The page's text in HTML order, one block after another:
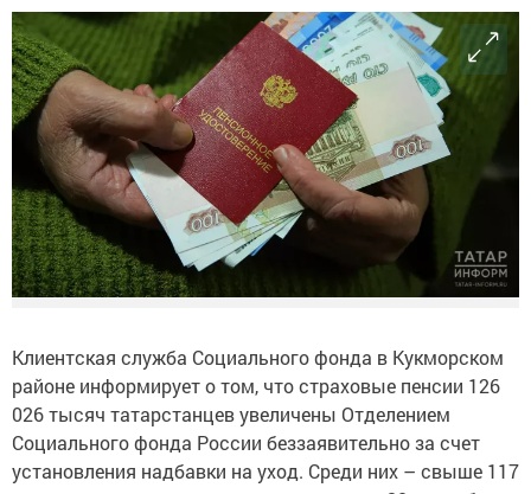
Клиентская служба Социального фонда в Кукморском
районе информирует о том, что страховые пенсии 126
026 тысяч татарстанцев увеличены Отделением
Социального фонда России беззаявительно за счет
установления надбавки на уход. Среди них – свыше 117